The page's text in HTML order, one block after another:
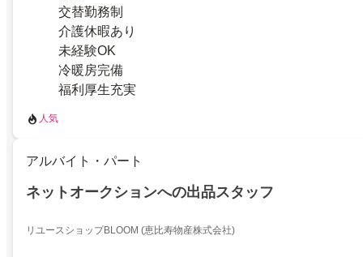
交替勤務制
介護休暇あり
未経験OK
冷暖房完備
福利厚生充実
人気
アルバイト・パート
ネットオークションへの出品スタッフ
リユースショップBLOOM (恵比寿物産株式会社)